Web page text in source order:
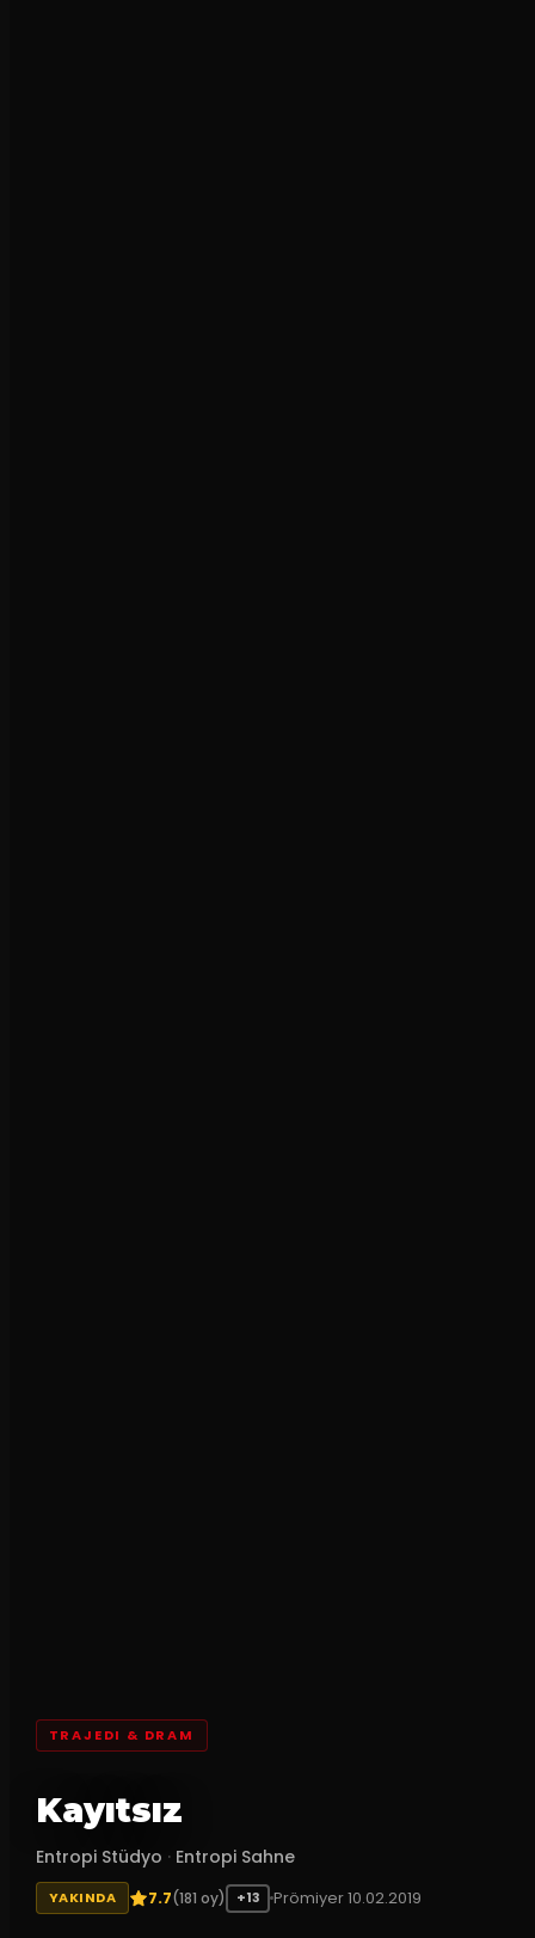
TRAJEDI & DRAM
Kayıtsız
Entropi Stüdyo · Entropi Sahne
YAKINDA 7.7(181 oy) +13 Prömiyer10.02.2019